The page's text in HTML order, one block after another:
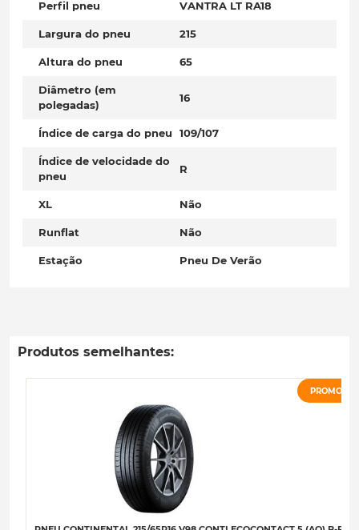
Perfil pneu VANTRA LT RA18
Largura do pneu 215
Altura do pneu 65
Diâmetro (em
polegadas)
16
Índice de carga do pneu 109/107
Índice de velocidade do
pneu
R
XL Não
Runflat Não
Estação Pneu De Verão
Produtos semelhantes: